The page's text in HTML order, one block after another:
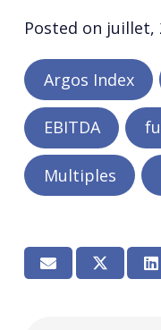
Posted on juillet,
Argos Index
EBITDA
Multiples